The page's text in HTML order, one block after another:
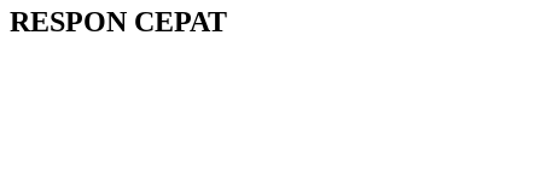
RESPON CEPAT